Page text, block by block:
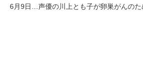
6月9日…声優の川上とも子が卵巣がんのた